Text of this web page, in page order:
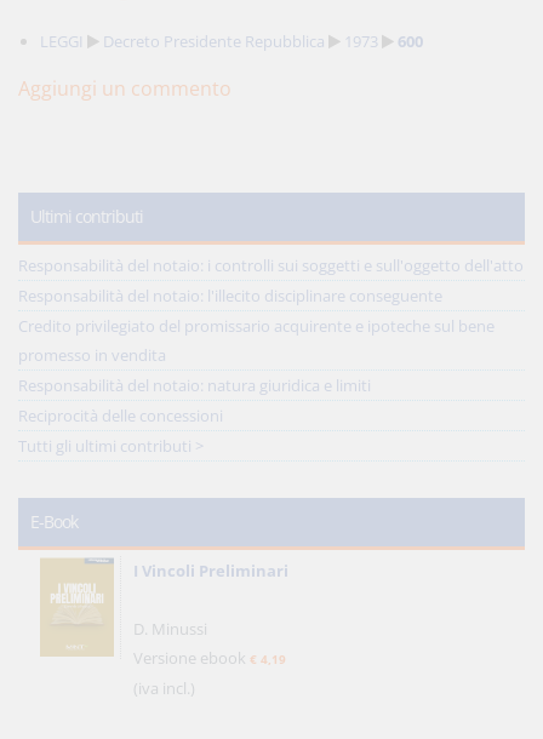
LEGGI Decreto Presidente Repubblica 1973 600
Aggiungi un commento
Ultimi contributi
Responsabilità del notaio: i controlli sui soggetti e sull'oggetto dell'atto
Responsabilità del notaio: l'illecito disciplinare conseguente
Credito privilegiato del promissario acquirente e ipoteche sul bene
promesso in vendita
Responsabilità del notaio: natura giuridica e limiti
Reciprocità delle concessioni
Tutti gli ultimi contributi >
E-Book
I Vincoli Preliminari
D. Minussi
Versione ebook € 4,19
(iva incl.)